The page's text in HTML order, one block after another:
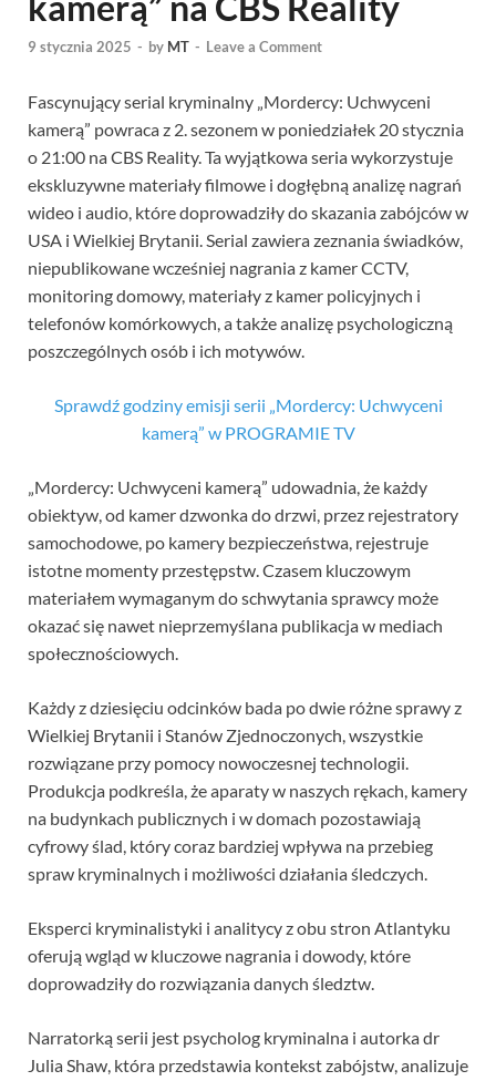
9 stycznia 2025 - by MT - Leave a Comment
Fascynujący serial kryminalny „Mordercy: Uchwyceni
kamerą” powraca z 2. sezonem w poniedziałek 20 stycznia
o 21:00 na CBS Reality. Ta wyjątkowa seria wykorzystuje
ekskluzywne materiały filmowe i dogłębną analizę nagrań
wideo i audio, które doprowadziły do skazania zabójców w
USA i Wielkiej Brytanii. Serial zawiera zeznania świadków,
niepublikowane wcześniej nagrania z kamer CCTV,
monitoring domowy, materiały z kamer policyjnych i
telefonów komórkowych, a także analizę psychologiczną
poszczególnych osób i ich motywów.
Sprawdź godziny emisji serii „Mordercy: Uchwyceni
kamerą” w PROGRAMIE TV
„Mordercy: Uchwyceni kamerą” udowadnia, że każdy
obiektyw, od kamer dzwonka do drzwi, przez rejestratory
samochodowe, po kamery bezpieczeństwa, rejestruje
istotne momenty przestępstw. Czasem kluczowym
materiałem wymaganym do schwytania sprawcy może
okazać się nawet nieprzemyślana publikacja w mediach
społecznościowych.
Każdy z dziesięciu odcinków bada po dwie różne sprawy z
Wielkiej Brytanii i Stanów Zjednoczonych, wszystkie
rozwiązane przy pomocy nowoczesnej technologii.
Produkcja podkreśla, że aparaty w naszych rękach, kamery
na budynkach publicznych i w domach pozostawiają
cyfrowy ślad, który coraz bardziej wpływa na przebieg
spraw kryminalnych i możliwości działania śledczych.
Eksperci kryminalistyki i analitycy z obu stron Atlantyku
oferują wgląd w kluczowe nagrania i dowody, które
doprowadziły do rozwiązania danych śledztw.
Narratorką serii jest psycholog kryminalna i autorka dr
Julia Shaw, która przedstawia kontekst zabójstw, analizuje